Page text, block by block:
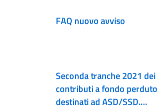
FAQ nuovo avviso
Seconda tranche 2021 dei
contributi a fondo perduto
destinati ad ASD/SSD.